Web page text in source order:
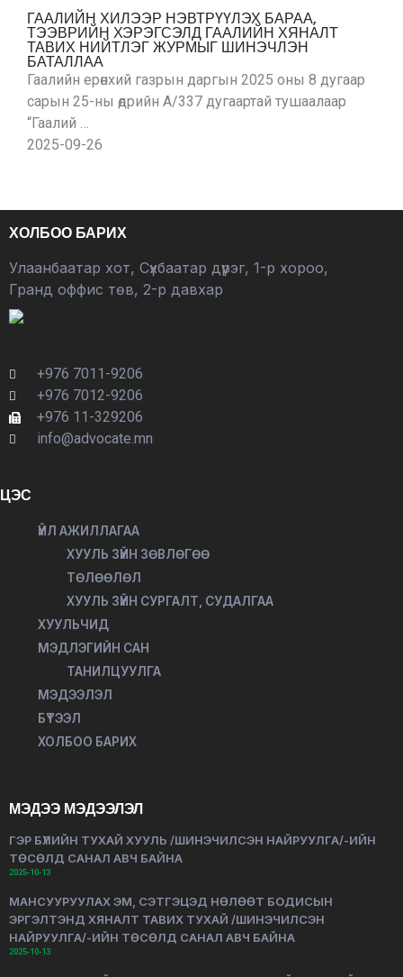
ГААЛИЙН ХИЛЭЭР НЭВТРҮҮЛЭХ БАРАА,
ТЭЭВРИЙН ХЭРЭГСЭЛД ГААЛИЙН ХЯНАЛТ
ТАВИХ НИЙТЛЭГ ЖУРМЫГ ШИНЭЧЛЭН
БАТАЛЛАА
Гаалийн ерөнхий газрын даргын 2025 оны 8 дугаар
сарын 25-ны өдрийн А/337 дугаартай тушаалаар
“Гаалий …
2025-09-26
ХОЛБОО БАРИХ
Улаанбаатар хот, Сүхбаатар дүүрэг, 1-р хороо,
Гранд оффис төв, 2-р давхар
+976 7011-9206
+976 7012-9206
+976 11-329206
info@advocate.mn
ЦЭС
ҮЙЛ АЖИЛЛАГАА
ХУУЛЬ ЗҮЙН ЗӨВЛӨГӨӨ
ТӨЛӨӨЛӨЛ
ХУУЛЬ ЗҮЙН СУРГАЛТ, СУДАЛГАА
ХУУЛЬЧИД
МЭДЛЭГИЙН САН
ТАНИЛЦУУЛГА
МЭДЭЭЛЭЛ
БҮТЭЭЛ
ХОЛБОО БАРИХ
МЭДЭЭ МЭДЭЭЛЭЛ
ГЭР БҮЛИЙН ТУХАЙ ХУУЛЬ /ШИНЭЧИЛСЭН НАЙРУУЛГА/-ИЙН
ТӨСӨЛД САНАЛ АВЧ БАЙНА
2025-10-13
МАНСУУРУУЛАХ ЭМ, СЭТГЭЦЭД НӨЛӨӨТ БОДИСЫН
ЭРГЭЛТЭНД ХЯНАЛТ ТАВИХ ТУХАЙ /ШИНЭЧИЛСЭН
НАЙРУУЛГА/-ИЙН ТӨСӨЛД САНАЛ АВЧ БАЙНА
2025-10-13